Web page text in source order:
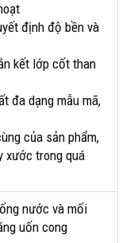
định độ bền và
kết lớp cốt than
đa dạng mẫu mã,
của sản phẩm,
xước trong quá
nước và mối
uốn cong